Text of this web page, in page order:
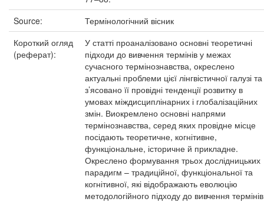
Source:
Термінологічний вісник
Короткий огляд
(реферат):
У статті проаналізовано основні теоретичні
підходи до вивчення термінів у межах
сучасного термінознавства, окреслено
актуальні проблеми цієї лінгвістичної галузі та
з’ясовано її провідні тенденції розвитку в
умовах міждисциплінарних і глобалізаційних
змін. Виокремлено основні напрями
термінознавства, серед яких провідне місце
посідають теоретичне, когнітивне,
функціональне, історичне й прикладне.
Окреслено формування трьох дослідницьких
парадигм – традиційної, функціональної та
когнітивної, які відображають еволюцію
методологійного підходу до вивчення